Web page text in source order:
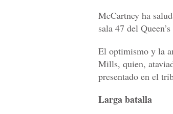
McCartney ha
sala 47 del
El optimismo y la
Mills, quien,
presentado en el
Larga batalla